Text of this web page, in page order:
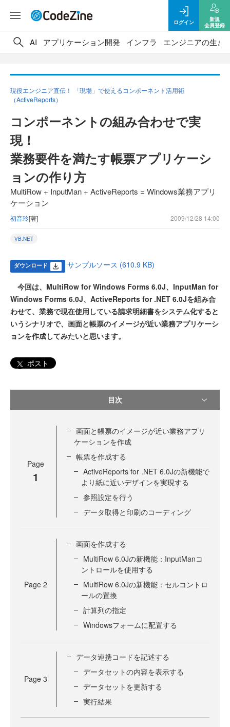
ログイン
新規
会員登録
AI アプリケーション開発 インフラ エンジニアの生き
現役エンジニア直伝！ 「現場」で使えるコンポーネント活用術
（ActiveReports）
コンポーネントの組み合わせで実
現！
業務要件を満たす帳票アプリケーシ
ョンの作り方
MultiRow + InputMan + ActiveReports = Windows業務アプリ
ケーション
初音玲[著] 2009/12/28 14:00
VB.NET
ダウンロード サンプルソース (610.9 KB)
今回は、MultiRow for Windows Forms 6.0J、InputMan for
Windows Forms 6.0J、ActiveReports for .NET 6.0Jを組み合
わせて、業務で現在使用している請求明細書をシステム化すると
いうシナリオで、画面と帳票のイメージが近い業務アプリケーシ
ョンを作成してみたいと思います。
ポスト
目次
Page
1
画面と帳票のイメージが近い業務アプリ
ケーションを作成
帳票を作成する
ActiveReports for .NET 6.0Jの新機能で
より紙に近いデザインを実現する
参照設定を行う
データ取得と印刷のコーディング
Page 2
画面を作成する
MultiRow 6.0Jの新機能：InputManコ
ントロールを使用する
MultiRow 6.0Jの新機能：セルコントロ
ールの置換
計算列の指定
Windowsフォームに配置する
Page 3
データ連携コードを記述する
データセットの内容を表示する
データセットを更新する
実行結果